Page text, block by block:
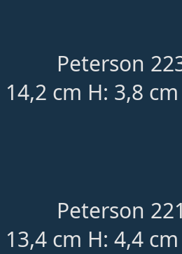
Peterson
cm H: 3,8
Peterson
cm H: 4,4